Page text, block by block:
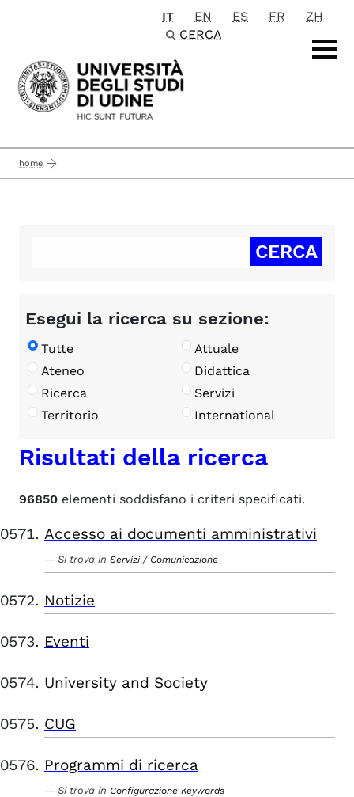
Passa al contenuto principale
IT EN ES FR
ZH
CERCA
home
Esegui la ricerca su sezione:
Tutte
Attuale
Ateneo
Didattica
Ricerca
Servizi
Territorio
International
Risultati della ricerca
96850 elementi soddisfano i criteri specificati.
Accesso ai documenti amministrativi
Si trova in Servizi / Comunicazione
Notizie
Eventi
University and Society
CUG
Programmi di ricerca
Si trova in Configurazione Keywords